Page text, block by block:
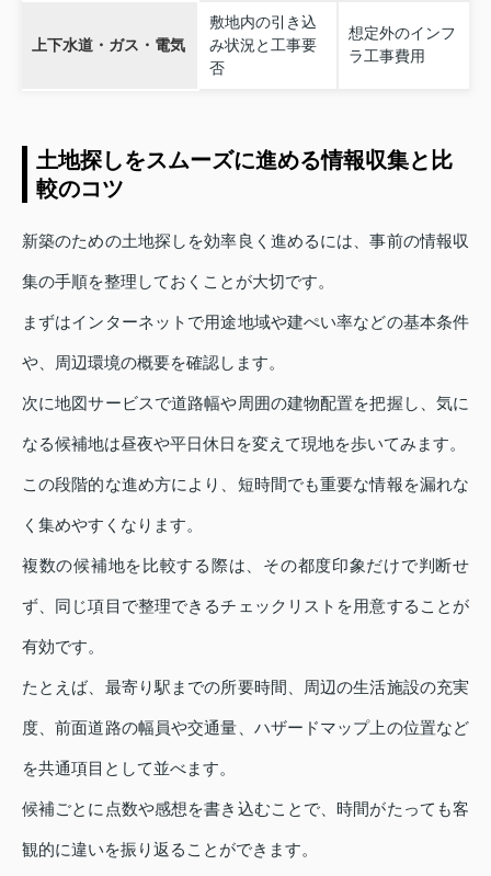
上下水道・ガス・電気
敷地内の引き込
み状況と工事要
否
想定外のインフ
ラ工事費用
土地探しをスムーズに進める情報収集と比
較のコツ
新築のための土地探しを効率良く進めるには、事前の情報収
集の手順を整理しておくことが大切です。
まずはインターネットで用途地域や建ぺい率などの基本条件
や、周辺環境の概要を確認します。
次に地図サービスで道路幅や周囲の建物配置を把握し、気に
なる候補地は昼夜や平日休日を変えて現地を歩いてみます。
この段階的な進め方により、短時間でも重要な情報を漏れな
く集めやすくなります。
複数の候補地を比較する際は、その都度印象だけで判断せ
ず、同じ項目で整理できるチェックリストを用意することが
有効です。
たとえば、最寄り駅までの所要時間、周辺の生活施設の充実
度、前面道路の幅員や交通量、ハザードマップ上の位置など
を共通項目として並べます。
候補ごとに点数や感想を書き込むことで、時間がたっても客
観的に違いを振り返ることができます。